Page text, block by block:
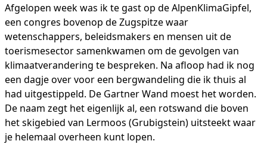
Afgelopen week was ik te gast op de AlpenKlimaGipfel,
een congres bovenop de Zugspitze waar
wetenschappers, beleidsmakers en mensen uit de
toerismesector samenkwamen om de gevolgen van
klimaatverandering te bespreken. Na afloop had ik nog
een dagje over voor een bergwandeling die ik thuis al
had uitgestippeld. De Gartner Wand moest het worden.
De naam zegt het eigenlijk al, een rotswand die boven
het skigebied van Lermoos (Grubigstein) uitsteekt waar
je helemaal overheen kunt lopen.